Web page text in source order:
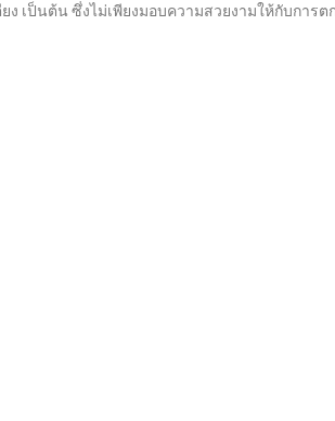
เป็นต้น ซึ่งไม่เพียงมอบความสวยงามให้กับการ